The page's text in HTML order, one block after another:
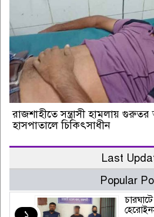
রাজশাহীতে সন্ত্রাসী হামলায়
হাসপাতালে চিকিৎসাধীন
Last
Popular
১